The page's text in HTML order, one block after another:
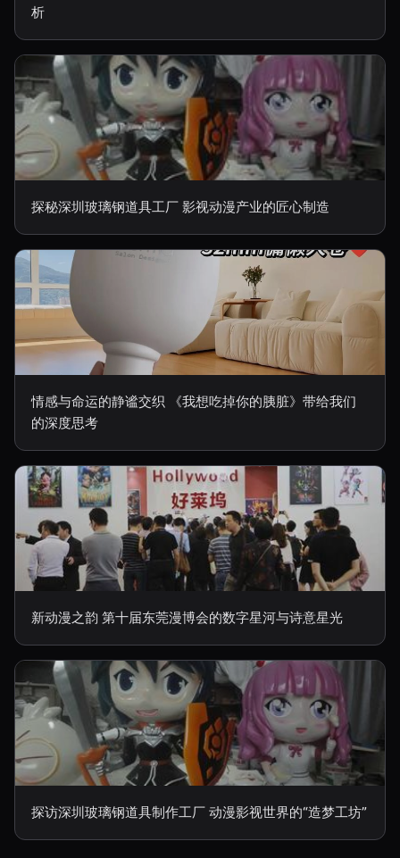
析
探秘深圳玻璃钢道具工厂 影视动漫产业的匠心制造
情感与命运的静谧交织 《我想吃掉你的胰脏》带给我们
的深度思考
新动漫之韵 第十届东莞漫博会的数字星河与诗意星光
探访深圳玻璃钢道具制作工厂 动漫影视世界的“造梦工坊”